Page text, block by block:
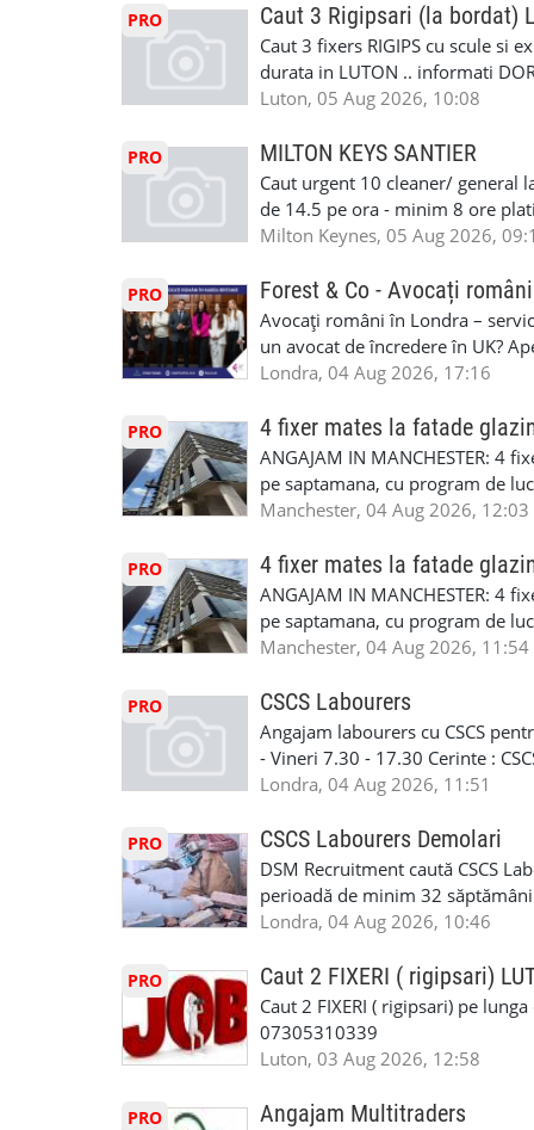
#mecanicmoldoveanlondra
status obligatoriu •varsta
compania aplica pentru
•oferim: - training platit (3 zile-
nedeterminata. -full time/ part-
masinii). Acceptam cu permis
Enfield - Weybridge - Romford -
programari la interviu apelati
PRO Caut 3 Rigipsari (la bordat)
Caut 3 fixers RIGIPS cu scule si
durata in LUTON .. informati
Luton, 05 Aug 2026, 10:08
PRO MILTON KEYS SANTIER
Caut urgent 10 cleaner/ general
de 14.5 pe ora - minim 8 ore
la Amazon. Munca este usoara,
SAPTAMANALA Contact: +44
interesati
Milton Keynes, 05 Aug 2026,
PRO Forest & Co - Avocați
Avocați români în Londra –
un avocat de încredere în UK?
Solicitors, indiferent că ai nevoie
familiei (divorț, custodie, partaj)
Servicii pentru companii: •
• Imigrație pentru afaceri și
soluționarea disputelor 💡 De ce
standard ✔ Confidențialitate
790 689 Email:
www.fcos.co.uk 👉
Londra, 04 Aug 2026, 17:16
PRO 4 fixer mates la fatade
ANGAJAM IN MANCHESTER:
pe saptamana, cu program de
in perioada urmatoare. Cerinte:
Tariful se discuta direct, in
discutie este simpla: cine esti,
Prioritate au oamenii din
carora li se termina proiectul
oferta pe care sa o folositi la
WhatsApp: +44 7467 838 881
numele, experienta si data la
https://forms.gle/
T&D GLAZING AND
Manchester, 04 Aug 2026, 12:03
PRO 4 fixer mates la fatade
ANGAJAM IN MANCHESTER:
pe saptamana, cu program de
in perioada urmatoare. Cerinte:
Tariful se discuta direct, in
discutie este simpla: cine esti,
Prioritate au oamenii din
carora li se termina proiectul
oferta pe care sa o folositi la
WhatsApp: +44 7467 838 881
numele, experienta si data la
link-ul de jos. Sanatate si mult
INSTALLATION LIMITED
Manchester, 04 Aug 2026, 11:54
PRO CSCS Labourers
Angajam labourers cu CSCS
- Vineri 7.30 - 17.30 Cerinte :
Londra, 04 Aug 2026, 11:51
PRO CSCS Labourers Demolari
DSM Recruitment caută CSCS
perioadă de minim 32
oferă ore suplimentare și
informații, contactați-ne la: 📞
Londra, 04 Aug 2026, 10:46
PRO Caut 2 FIXERI ( rigipsari)
Caut 2 FIXERI ( rigipsari) pe
07305310339
Luton, 03 Aug 2026, 12:58
PRO Angajam Multitraders